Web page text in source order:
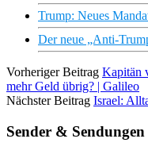
Trump: Neues
Der neue „Anti-
Vorheriger Beitrag Kapitän
mehr Geld übrig? | Galileo
Nächster Beitrag Israel:
Sender & Sendungen